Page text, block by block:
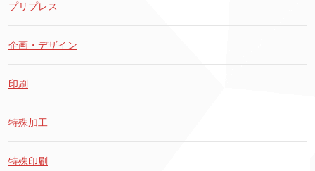
プリプレス
企画・デザイン
印刷
特殊加工
特殊印刷